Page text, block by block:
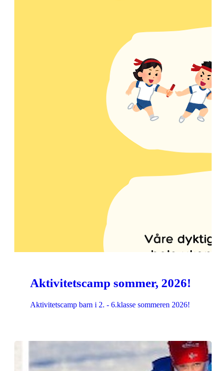
Aktivitetscamp sommer, 2026!
Aktivitetscamp barn i 2. - 6.klasse sommeren 2026!